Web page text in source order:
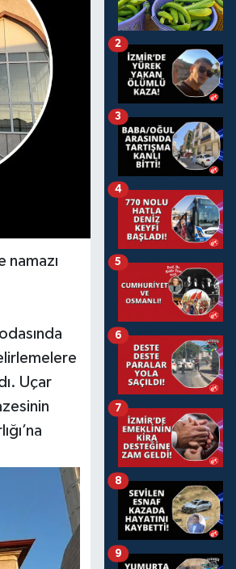
namazı
Uçar
2
3
4
5
6
7
8
9